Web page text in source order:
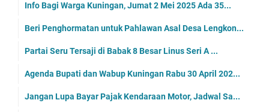
Info Bagi Warga Kuningan, Jumat 2 Mei 2025 Ada 35...
Beri Penghormatan untuk Pahlawan Asal Desa Lengkon...
Partai Seru Tersaji di Babak 8 Besar Linus Seri A ...
Agenda Bupati dan Wabup Kuningan Rabu 30 April 202...
Jangan Lupa Bayar Pajak Kendaraan Motor, Jadwal Sa...